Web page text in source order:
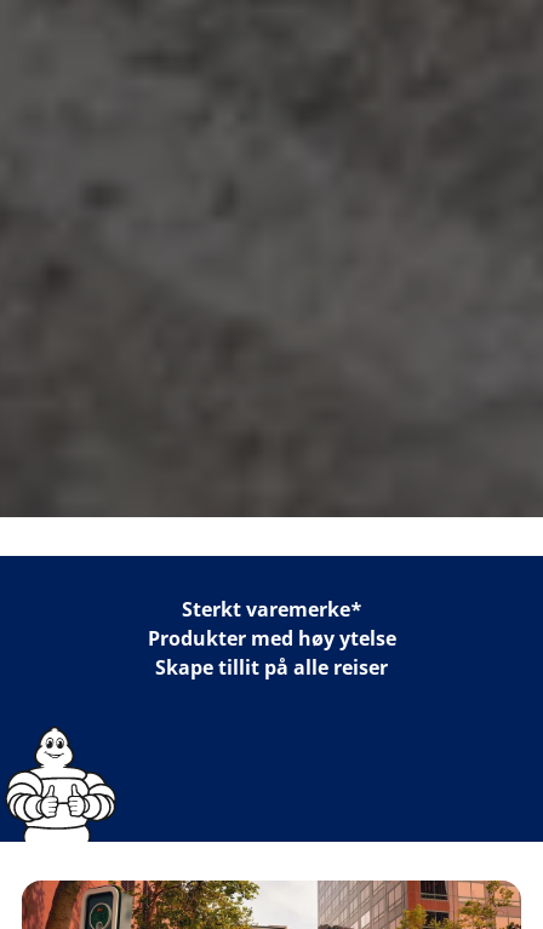
Sterkt varemerke*
Produkter med høy ytelse
Skape tillit på alle reiser